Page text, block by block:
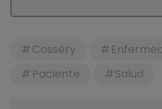
Cosséry
Paciente
Salud